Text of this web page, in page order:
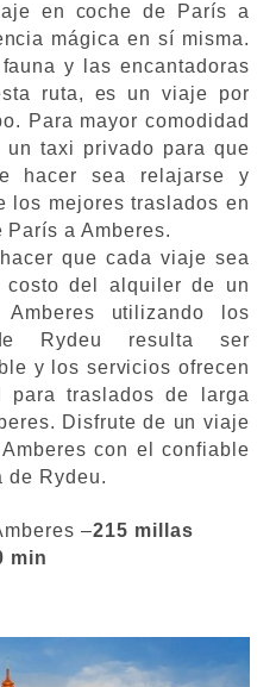
en coche de París a
mágica en sí misma.
y las encantadoras
ruta, es un viaje por
Para mayor comodidad
un taxi privado para que
hacer sea relajarse y
los mejores traslados en
a Amberes.
que cada viaje sea
del alquiler de un
utilizando los
Rydeu resulta ser
y los servicios ofrecen
para traslados de larga
Disfrute de un viaje
con el confiable
de Rydeu.
–215 millas
min